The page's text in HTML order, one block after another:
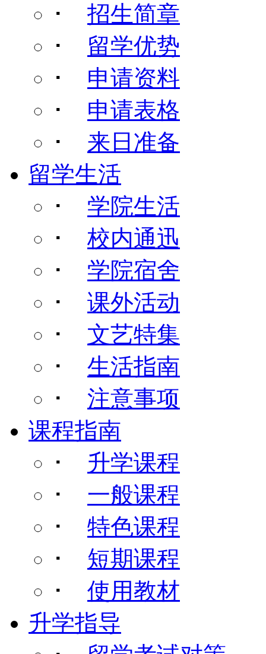
･ 招生简章
･ 留学优势
･ 申请资料
･ 申请表格
･ 来日准备
留学生活
･ 学院生活
･ 校内通迅
･ 学院宿舍
･ 课外活动
･ 文艺特集
･ 生活指南
･ 注意事项
课程指南
･ 升学课程
･ 一般课程
･ 特色课程
･ 短期课程
･ 使用教材
升学指导